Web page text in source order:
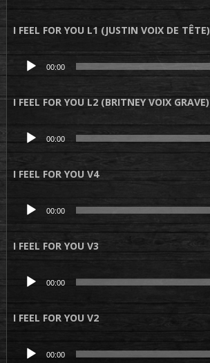
I FEEL FOR YOU L1 (JUSTIN VOIX DE TÊTE)
Lecteur
00:00
I FEEL FOR YOU L2 (BRITNEY VOIX GRAVE)
Lecteur
00:00
I FEEL FOR YOU V4
Lecteur
00:00
I FEEL FOR YOU V3
Lecteur
00:00
I FEEL FOR YOU V2
Lecteur
00:00